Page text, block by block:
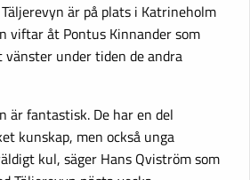
är på plats i Katrineholm
viftar åt Pontus Kinnander som
under tiden de andra
är fantastisk. De har en del
kunskap, men också unga
kul, säger Hans Qviström som